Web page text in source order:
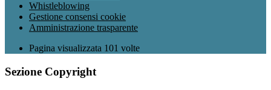
Whistleblowing
Gestione consensi cookie
Amministrazione trasparente
Pagina visualizzata 101 volte
Sezione Copyright